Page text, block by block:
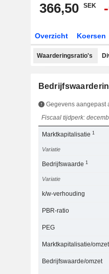
366,50 SEK
Overzicht Koersen
Waarderingsratio's
Gegevens aangepast
Fiscaal tijdperk:
Marktkapitalisatie1
Variatie
Bedrijfswaarde1
Variatie
k/w-verhouding
PBR-ratio
PEG
Marktkapitalisatie/omzet
Bedrijfswaarde/omzet